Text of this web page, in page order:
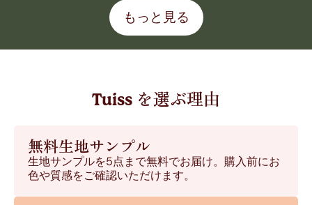
もっと見る
Tuiss を選ぶ理由
無料生地サンプル
生地サンプルを5点まで無料でお届け。購入前にお
色や質感をご確認いただけます。